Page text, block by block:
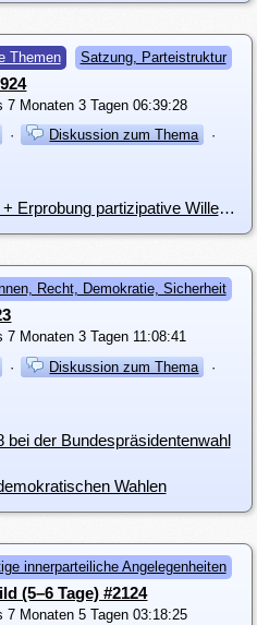
Themen Satzung, Parteistruktur
7 Monaten 3 Tagen 06:39:28
· Diskussion zum Thema
·
i4446: Ziele: + freies Wissen, + Erprobung partizipative Willensbildung
Recht, Demokratie, Sicherheit
7 Monaten 3 Tagen 11:08:41
· Diskussion zum Thema
·
bei der Bundespräsidentenwahl
Wahlen
innerparteiliche Angelegenheiten
(5–6 Tage) #2124
7 Monaten 5 Tagen 03:18:25